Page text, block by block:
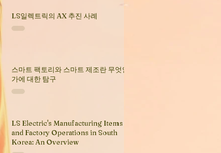
LS일렉트릭의 AX 추진 사례
스마트 팩토리와 스마트 제조란 무엇인
가에 대한 탐구
LS Electric's Manufacturing Items
and Factory Operations in South
Korea: An Overview